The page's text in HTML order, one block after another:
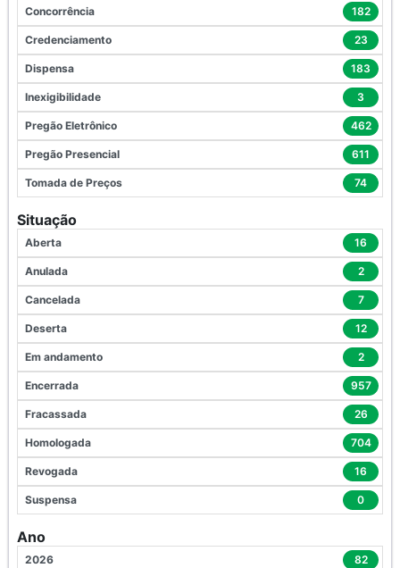
Concorrência 182
Credenciamento 23
Dispensa 183
Inexigibilidade 3
Pregão Eletrônico 462
Pregão Presencial 611
Tomada de Preços 74
Situação
Aberta 16
Anulada 2
Cancelada 7
Deserta 12
Em andamento 2
Encerrada 957
Fracassada 26
Homologada 704
Revogada 16
Suspensa 0
Ano
2026 82